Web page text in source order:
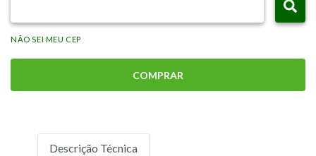
NÃO SEI MEU CEP
COMPRAR
Descrição Técnica